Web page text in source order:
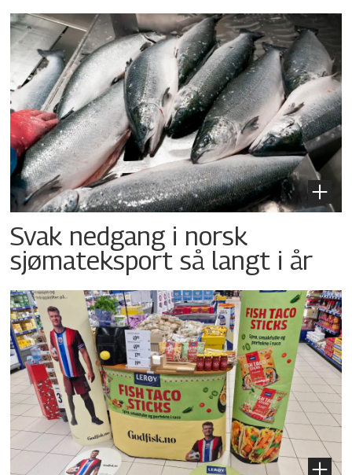
Svak nedgang i norsk
sjømateksport så langt i år